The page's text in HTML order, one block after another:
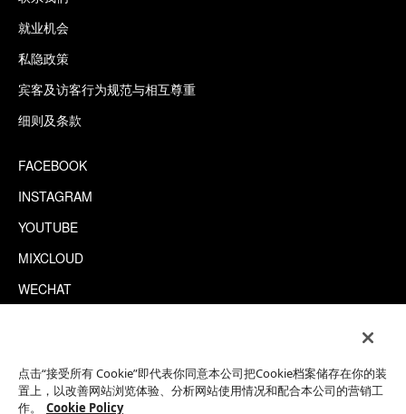
就业机会
私隐政策
宾客及访客行为规范与相互尊重
细则及条款
FACEBOOK
INSTAGRAM
YOUTUBE
MIXCLOUD
WECHAT
This site is protected by reCAPTCHA.
©2026 EATON WORKSHOP 版权所有
点击“接受所有 Cookie”即代表你同意本公司把Cookie档案储存在你的装
置上，以改善网站浏览体验、分析网站使用情况和配合本公司的营销工
作。
Cookie Policy